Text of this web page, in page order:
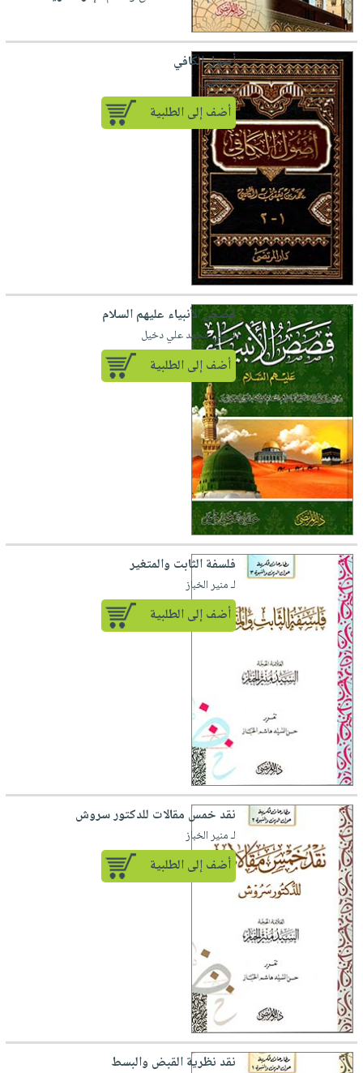
أصول الكافي
لـ الكليني
أضف إلى الطلبية
قصص الأنبياء عليهم السلام
لـ علي محمد علي دخيل
أضف إلى الطلبية
فلسفة الثابت والمتغير
لـ منير الخباز
أضف إلى الطلبية
نقد خمس مقالات للدكتور سروش
لـ منير الخباز
أضف إلى الطلبية
نقد نظرية القبض والبسط